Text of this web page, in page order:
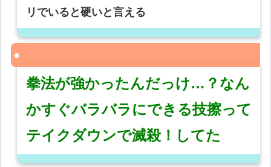
リでいると硬いと言える
拳法が強かったんだっけ…？なん
かすぐバラバラにできる技擦って
テイクダウンで滅殺！してた